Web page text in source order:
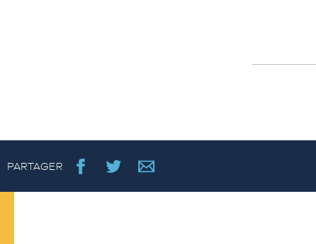
PARTAGER